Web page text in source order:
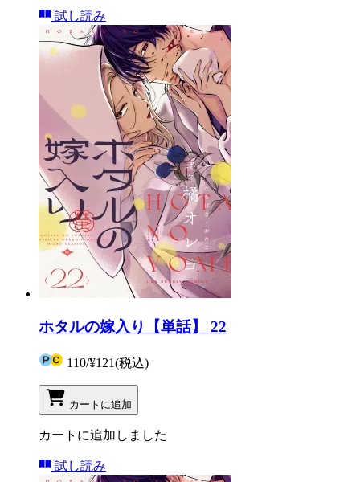
試し読み
ホタルの嫁入り【単話】 22
110/¥121(税込)
カートに追加
カートに追加しました
試し読み